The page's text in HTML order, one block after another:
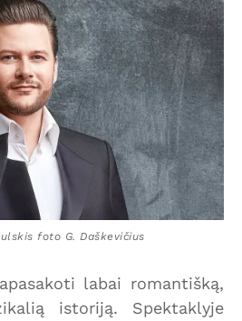
foto G. Daškevičius
labai romantišką,
istoriją. Spektaklyje